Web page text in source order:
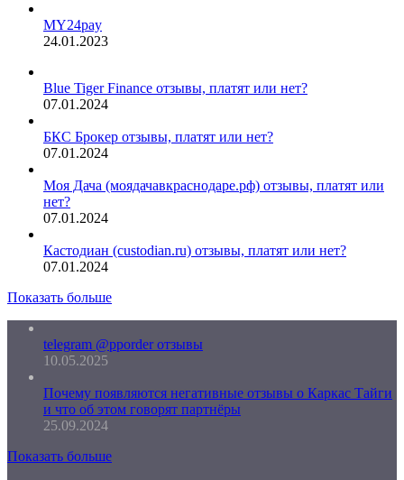
MY24pay
24.01.2023
Blue Tiger Finance отзывы, платят или нет?
07.01.2024
БКС Брокер отзывы, платят или нет?
07.01.2024
Моя Дача (моядачавкраснодаре.рф) отзывы, платят или
нет?
07.01.2024
Кастодиан (custodian.ru) отзывы, платят или нет?
07.01.2024
Показать больше
telegram @pporder отзывы
10.05.2025
Почему появляются негативные отзывы о Каркас Тайги
и что об этом говорят партнёры
25.09.2024
Показать больше